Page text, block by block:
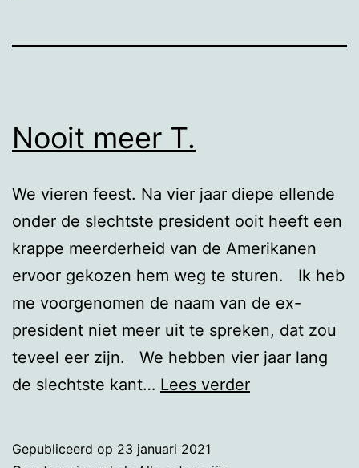
Nooit meer T.
We vieren feest. Na vier jaar diepe ellende
onder de slechtste president ooit heeft een
krappe meerderheid van de Amerikanen
ervoor gekozen hem weg te sturen. Ik heb
me voorgenomen de naam van de ex-
president niet meer uit te spreken, dat zou
teveel eer zijn. We hebben vier jaar lang
de slechtste kant… Lees verderNooit
Gepubliceerd op 23 januari 2021